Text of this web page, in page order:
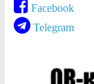
Facebook
Telegram